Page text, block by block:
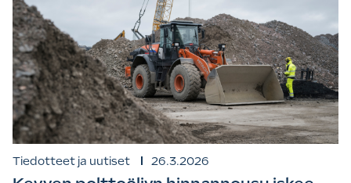
Tiedotteet ja uutiset 26.3.2026